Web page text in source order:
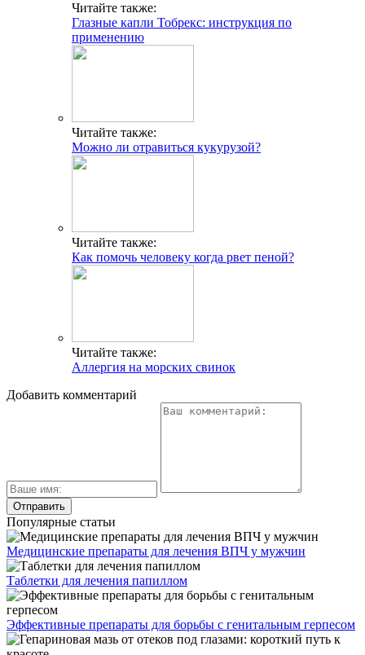
Читайте также:
Глазные капли Тобрекс: инструкция по
применению
Читайте также:
Можно ли отравиться кукурузой?
Читайте также:
Как помочь человеку когда рвет пеной?
Читайте также:
Аллергия на морских свинок
Добавить комментарий
Популярные статьи
Медицинские препараты для лечения ВПЧ у мужчин
Таблетки для лечения папиллом
Эффективные препараты для борьбы с генитальным герпесом